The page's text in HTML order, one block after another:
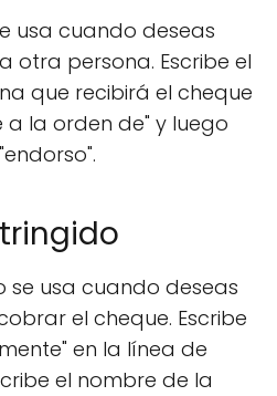
usa cuando deseas
otra persona. Escribe el
que recibirá el cheque
la orden de" y luego
se usa cuando deseas
el cheque. Escribe
en la línea de
el nombre de la